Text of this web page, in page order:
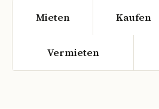
Mieten Kaufen
Vermieten